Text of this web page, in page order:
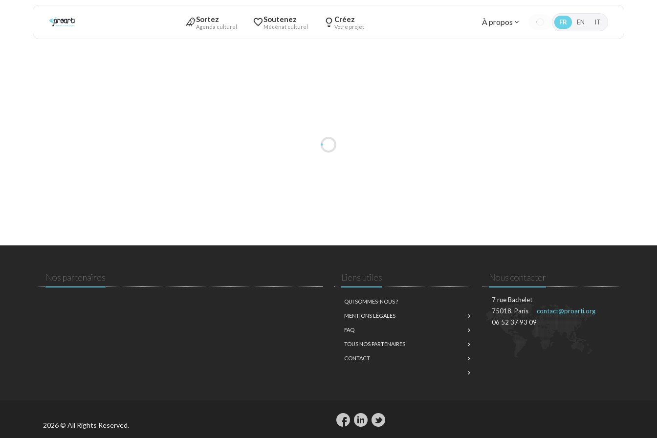
Sortez
Agenda culturel
Soutenez
Mécénat culturel
Créez
Votre projet À propos FR EN IT
Nos partenaires Liens utiles
QUI SOMMES-NOUS ?
MENTIONS LÉGALES
FAQ
TOUS NOS PARTENAIRES
CONTACT
Nous contacter
7 rue Bachelet
75018, Paris
06 52 37 93 09
contact@proarti.org
2026 © All Rights Reserved.